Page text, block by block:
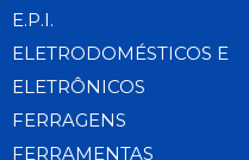
E.P.I.
ELETRODOMÉSTICOS E
ELETRÔNICOS
FERRAGENS
FERRAMENTAS